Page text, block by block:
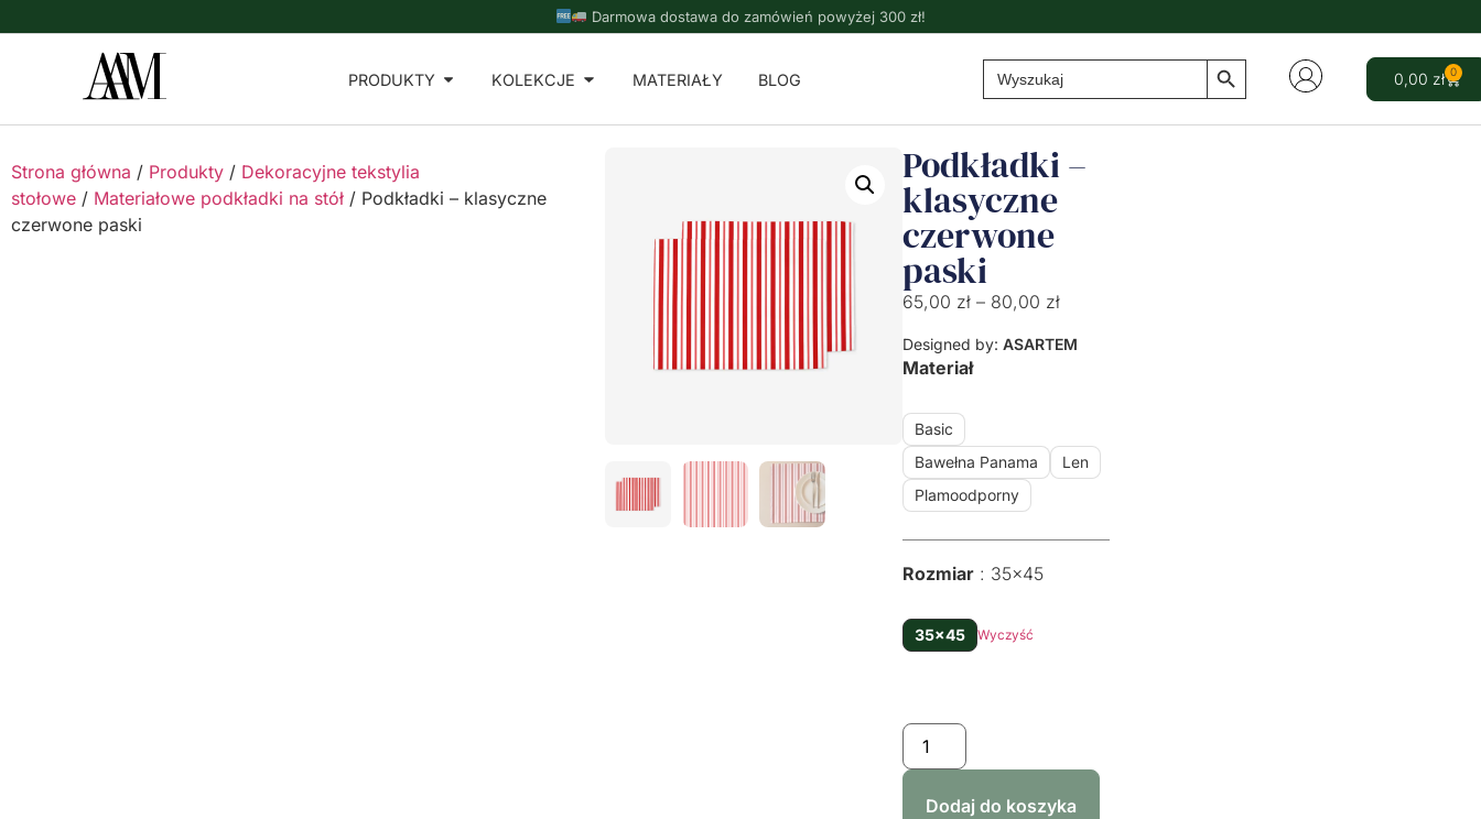
Darmowa dostawa do zamówień powyżej 300 zł!
PRODUKTY KOLEKCJE MATERIAŁY BLOG
Search
for:
Search Button
0,00 zł 0
Strona główna / Produkty / Dekoracyjne tekstylia
stołowe / Materiałowe podkładki na stół / Podkładki – klasyczne
czerwone paski
Podkładki –
klasyczne
czerwone
paski
65,00 zł – 80,00 zł
Designed by:ASARTEM
Materiał
Basic
Bawełna Panama
Len
Plamoodporny
Rozmiar 35x45
35x45 Wyczyść
Dodaj do koszyka